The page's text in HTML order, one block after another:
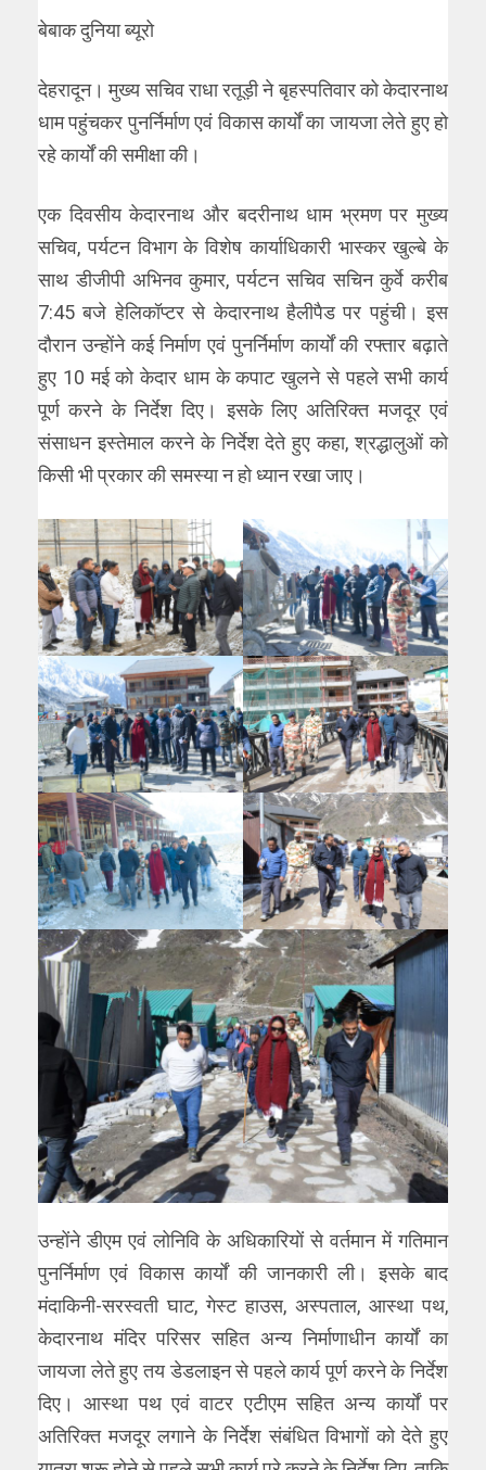
बेबाक दुनिया ब्यूरो
देहरादून। मुख्य सचिव राधा रतूड़ी ने बृहस्पतिवार को केदारनाथ
धाम पहुंचकर पुनर्निर्माण एवं विकास कार्यों का जायजा लेते हुए हो
रहे कार्यों की समीक्षा की।
एक दिवसीय केदारनाथ और बदरीनाथ धाम भ्रमण पर मुख्य
सचिव, पर्यटन विभाग के विशेष कार्याधिकारी भास्कर खुल्बे के
साथ डीजीपी अभिनव कुमार, पर्यटन सचिव सचिन कुर्वे करीब
7:45 बजे हेलिकॉप्टर से केदारनाथ हैलीपैड पर पहुंची। इस
दौरान उन्होंने कई निर्माण एवं पुनर्निर्माण कार्यों की रफ्तार बढ़ाते
हुए 10 मई को केदार धाम के कपाट खुलने से पहले सभी कार्य
पूर्ण करने के निर्देश दिए। इसके लिए अतिरिक्त मजदूर एवं
संसाधन इस्तेमाल करने के निर्देश देते हुए कहा, श्रद्धालुओं को
किसी भी प्रकार की समस्या न हो ध्यान रखा जाए।
उन्होंने डीएम एवं लोनिवि के अधिकारियों से वर्तमान में गतिमान
पुनर्निर्माण एवं विकास कार्यों की जानकारी ली। इसके बाद
मंदाकिनी-सरस्वती घाट, गेस्ट हाउस, अस्पताल, आस्था पथ,
केदारनाथ मंदिर परिसर सहित अन्य निर्माणाधीन कार्यों का
जायजा लेते हुए तय डेडलाइन से पहले कार्य पूर्ण करने के निर्देश
दिए। आस्था पथ एवं वाटर एटीएम सहित अन्य कार्यों पर
अतिरिक्त मजदूर लगाने के निर्देश संबंधित विभागों को देते हुए